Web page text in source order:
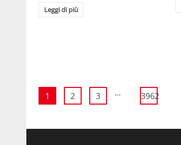
Leggi di più
1 2 3 ... 3962